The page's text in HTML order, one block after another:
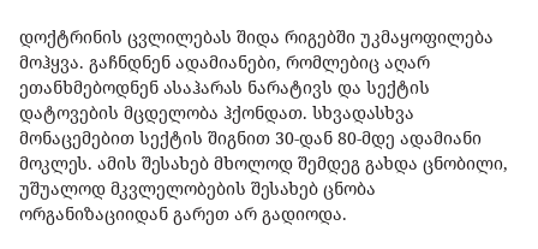
დოქტრინის ცვლილებას შიდა რიგებში უკმაყოფილება
მოჰყვა. გაჩნდნენ ადამიანები, რომლებიც აღარ
ეთანხმებოდნენ ასაჰარას ნარატივს და სექტის
დატოვების მცდელობა ჰქონდათ. სხვადასხვა
მონაცემებით სექტის შიგნით 30-დან 80-მდე ადამიანი
მოკლეს. ამის შესახებ მხოლოდ შემდეგ გახდა ცნობილი,
უშუალოდ მკვლელობების შესახებ ცნობა
ორგანიზაციიდან გარეთ არ გადიოდა.